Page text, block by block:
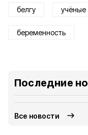
белгу учёные
беременность
Последние
Все новости